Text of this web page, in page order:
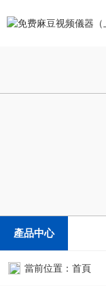
產品中心
當前位置： 首頁